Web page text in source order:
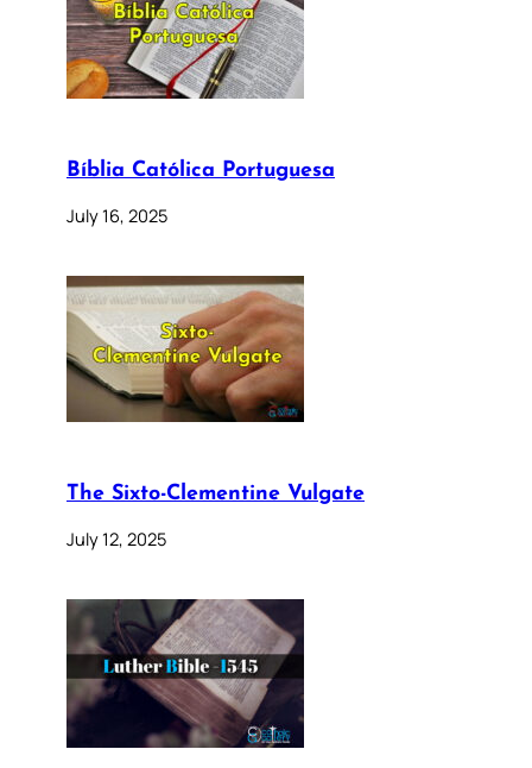
Bíblia Católica Portuguesa
July 16, 2025
The Sixto-Clementine Vulgate
July 12, 2025